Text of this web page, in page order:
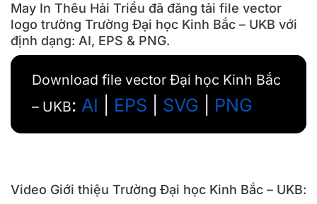
May In Thêu Hải Triều đã đăng tải file vector
logo trường Trường Đại học Kinh Bắc – UKB với
định dạng: AI, EPS & PNG.
Download file vector Đại học Kinh Bắc
– UKB: AI EPS SVG PNG
Video Giới thiệu Trường Đại học Kinh Bắc – UKB: